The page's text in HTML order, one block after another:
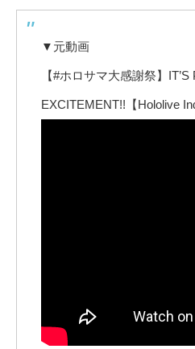
▼元動画
【#ホロサマ大感謝祭】
EXCITEMENT!!【Hololive